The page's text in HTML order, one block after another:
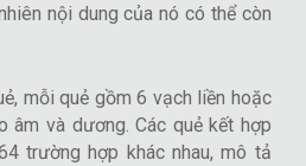
nội dung của nó có thể còn
mỗi quẻ gồm 6 vạch liền hoặc
âm và dương. Các quẻ kết hợp
trường hợp khác nhau, mô tả